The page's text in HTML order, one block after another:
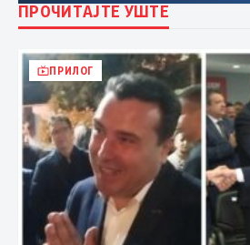
ПРОЧИТАЈТЕ УШТЕ
ПРИЛОГ